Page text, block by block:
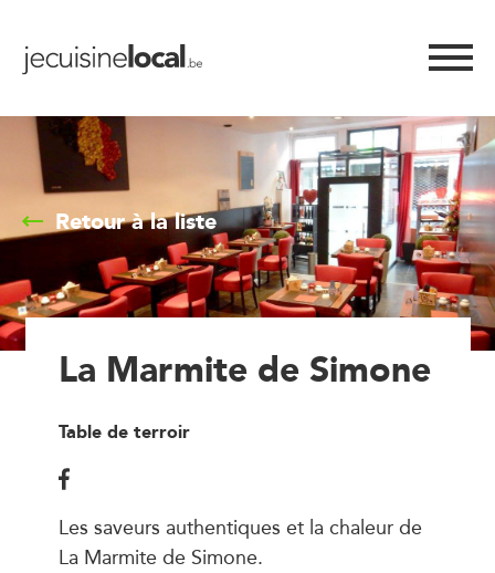
Retour à la liste
La Marmite de Simone
Table de terroir
Les saveurs authentiques et la chaleur de
La Marmite de Simone.